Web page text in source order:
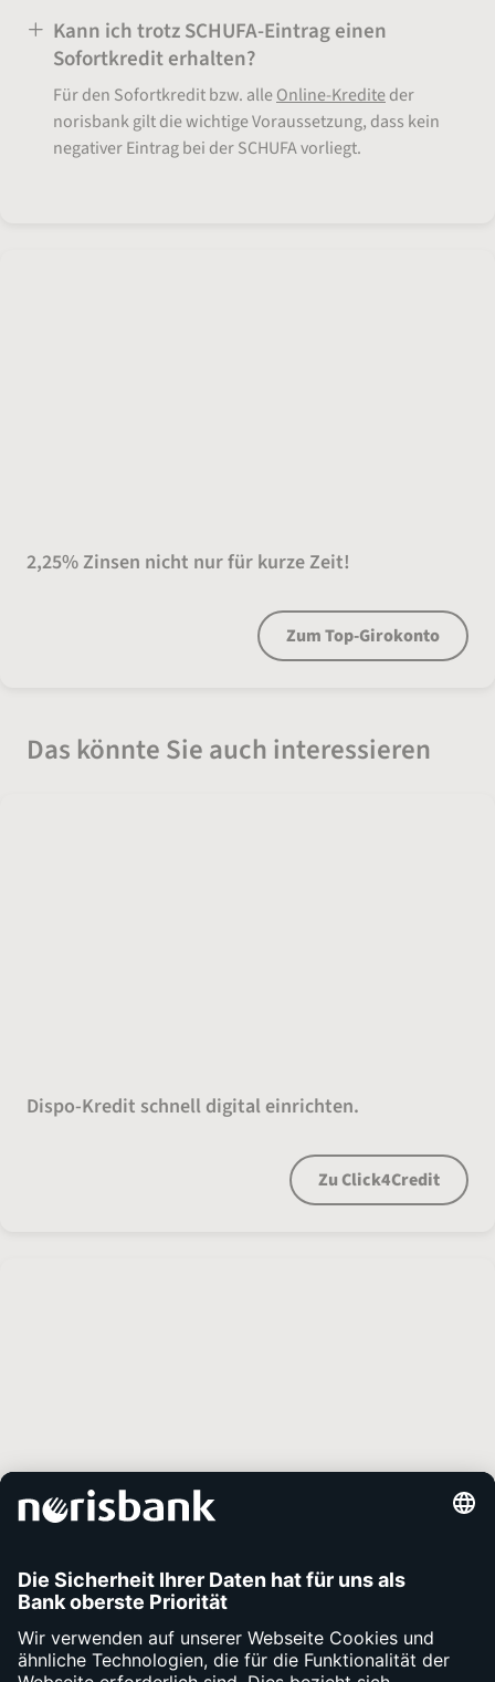
Kann ich trotz SCHUFA-Eintrag einen
Sofortkredit erhalten?
Für den Sofortkredit bzw. alleOnline-Krediteder
norisbank gilt die wichtige Voraussetzung, dass kein
negativer Eintrag bei der SCHUFA vorliegt.
2,25% Zinsen nicht nur für kurze Zeit!
Zum Top-Girokonto
Das könnte Sie auch interessieren
Dispo-Kredit schnell digital einrichten.
Zu Click4Credit
So finden Sie die maximale
Mehr zum Maximalkredit